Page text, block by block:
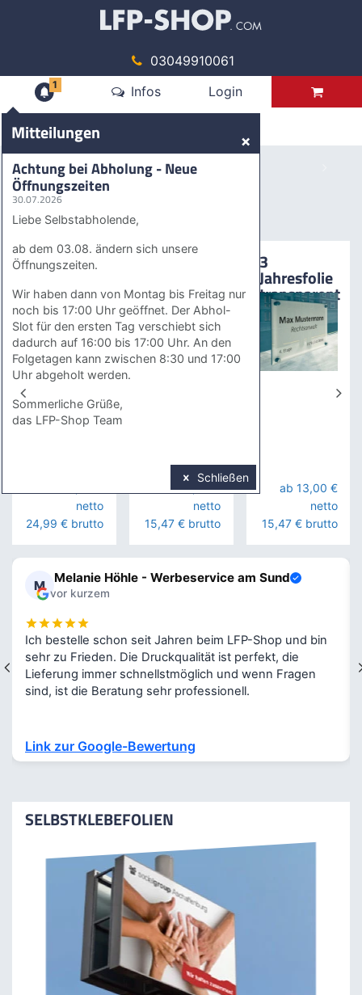
03049910061
Mitteilungen
1 Infos Login
Zurück
Bestseller
7
Jahresfolie
Polymer
ab 21,00 €
netto
24,99 € brutto
3
15,47 € brutto
3
transparent
15,47 € brutto
M Melanie Höhle - Werbeservice am Sund
Ich bestelle schon seit Jahren beim LFP-Shop und bin
sind, ist die Beratung sehr professionell.
Link zur Google-Bewertung
SELBSTKLEBEFOLIEN
Mitteilungen ×
Achtung bei Abholung - Neue
Öffnungszeiten
30.07.2026
Liebe Selbstabholende,
ab dem 03.08. ändern sich unsere
Öffnungszeiten.
Wir haben dann von Montag bis Freitag nur
noch bis 17:00 Uhr geöffnet. Der Abhol-
Slot für den ersten Tag verschiebt sich
dadurch auf 16:00 bis 17:00 Uhr. An den
Folgetagen kann zwischen 8:30 und 17:00
Uhr abgeholt werden.
Sommerliche Grüße,
das LFP-Shop Team
Schließen